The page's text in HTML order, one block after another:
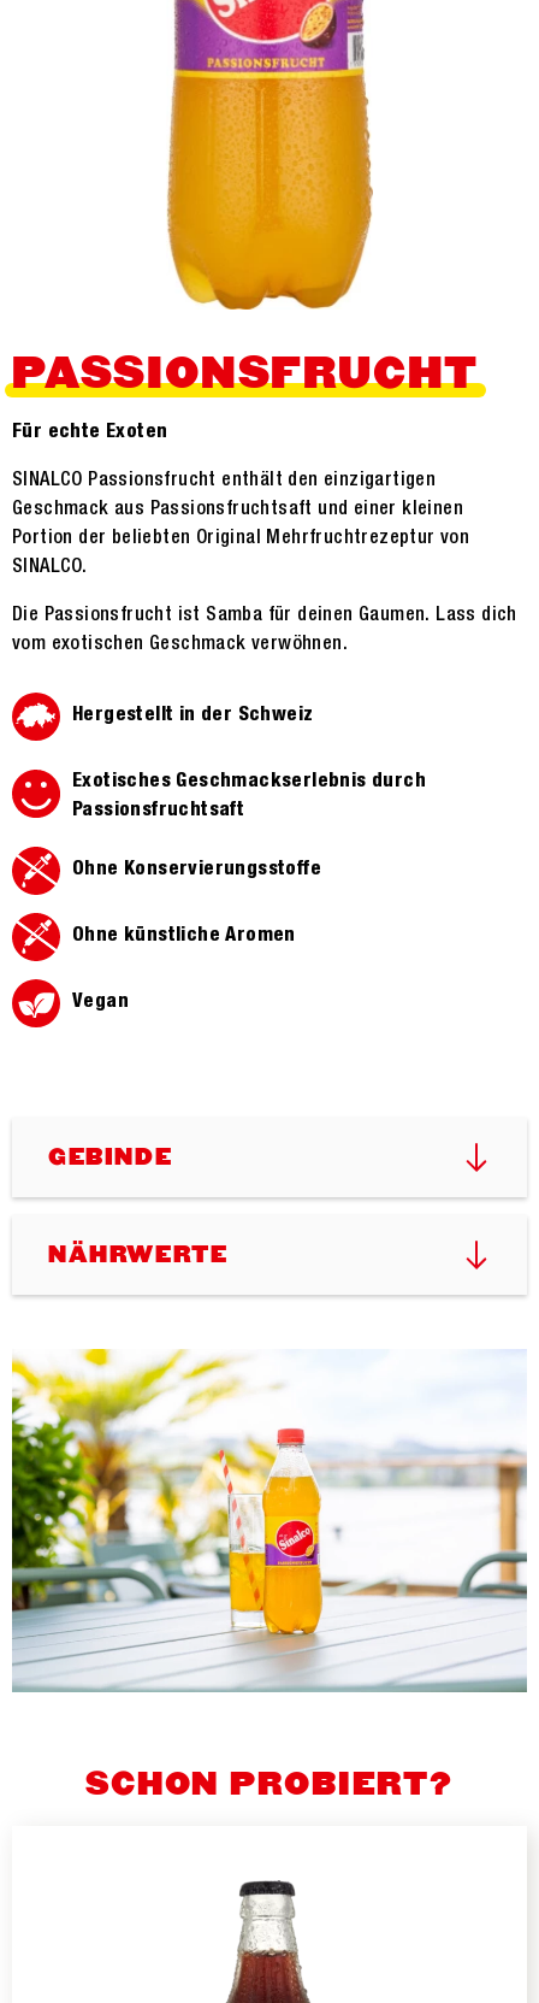
PASSIONS­FRUCHT
Für echte Exoten
SINALCO Passionsfrucht enthält den einzigartigen
Geschmack aus Passionsfruchtsaft und einer kleinen
Portion der beliebten Original Mehrfruchtrezeptur von
SINALCO.
Die Passionsfrucht ist Samba für deinen Gaumen. Lass dich
vom exotischen Geschmack verwöhnen.
Hergestellt in der Schweiz
Exotisches Geschmackserlebnis durch
Passionsfruchtsaft
Ohne Konservierungsstoffe
Ohne künstliche Aromen
Vegan
GEBINDE
NÄHRWERTE
SCHON PROBIERT?